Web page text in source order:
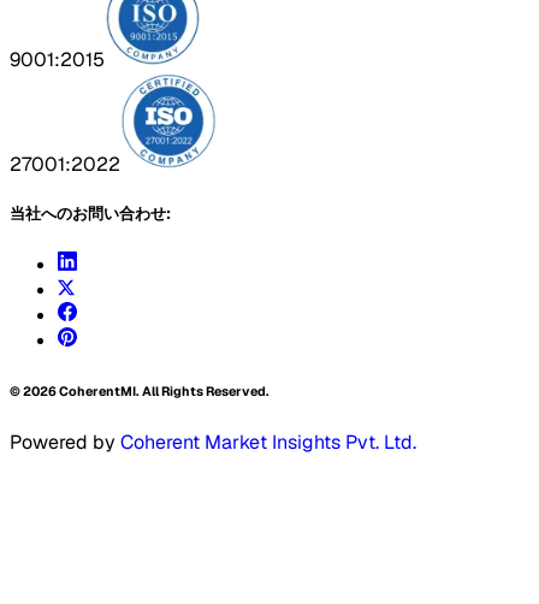
9001:2015
27001:2022
当社へのお問い合わせ:
©2026CoherentMI. All Rights Reserved.
Powered by Coherent Market Insights Pvt. Ltd.